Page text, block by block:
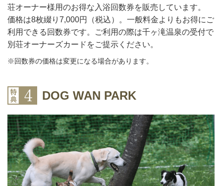
荘オーナー様用のお得な入浴回数券を販売しています。
価格は8枚綴り7,000円（税込）。一般料金よりもお得にご
利用できる回数券です。ご利用の際は千ヶ滝温泉の受付で
別荘オーナーズカードをご提示ください。
※回数券の価格は変更になる場合があります。
DOG WAN PARK